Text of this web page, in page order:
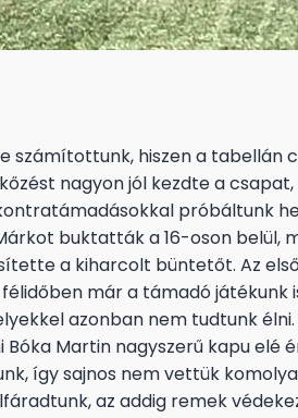
számítottunk, hiszen a tabellán
nagyon jól kezdte a
próbáltunk
buktatták a 16-oson belül,
a kiharcolt büntetőt. Az
már a támadó játékunk
azonban nem tudtunk
Martin nagyszerű kapu elé
így sajnos nem vettük
az addig remek